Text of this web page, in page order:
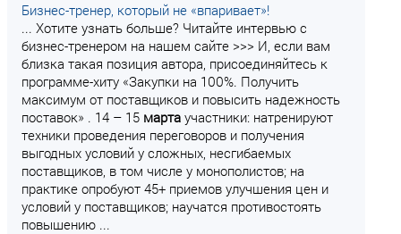
Бизнес-тренер, который не «впаривает»!
... Хотите узнать больше? Читайте интервью с
бизнес-тренером на нашем сайте >>> И, если вам
близка такая позиция автора, присоединяйтесь к
программе-хиту «Закупки на 100%. Получить
максимум от поставщиков и повысить надежность
поставок» . 14 – 15 марта участники: натренируют
техники проведения переговоров и получения
выгодных условий у сложных, несгибаемых
поставщиков, в том числе у монополистов; на
практике опробуют 45+ приемов улучшения цен и
условий у поставщиков; научатся противостоять
повышению ...